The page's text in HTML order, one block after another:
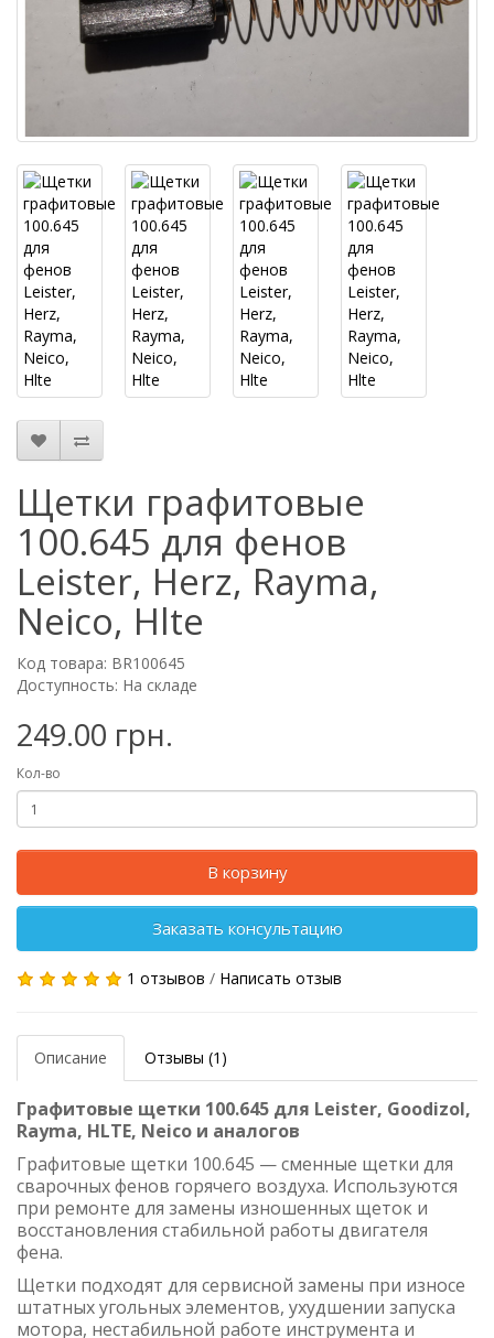
Щетки графитовые
100.645 для фенов
Leister, Herz, Rayma,
Neico, Hlte
Код товара: BR100645
Доступность: На складе
249.00 грн.
Кол-во
В корзину
Заказать консультацию
1 отзывов / Написать отзыв
Описание Отзывы (1)
Графитовые щетки 100.645 для Leister, Goodizol,
Rayma, HLTE, Neico и аналогов
Графитовые щетки 100.645 — сменные щетки для
сварочных фенов горячего воздуха. Используются
при ремонте для замены изношенных щеток и
восстановления стабильной работы двигателя
фена.
Щетки подходят для сервисной замены при износе
штатных угольных элементов, ухудшении запуска
мотора, нестабильной работе инструмента и